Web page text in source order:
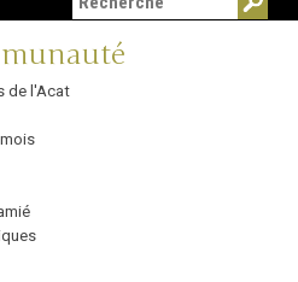
de l'Acat